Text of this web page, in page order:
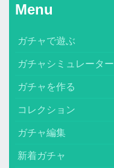
Menu
ガチャで遊ぶ
ガチャシミュレーター
ガチャを作る
コレクション
ガチャ編集
新着ガチャ